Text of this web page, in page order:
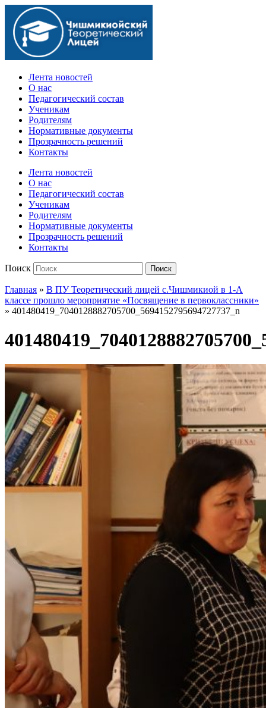
Официальный сайт учебного заведения
Лента новостей
О нас
Педагогический состав
Ученикам
Родителям
Нормативные документы
Прозрачность решений
Контакты
Лента новостей
О нас
Педагогический состав
Ученикам
Родителям
Нормативные документы
Прозрачность решений
Контакты
Поиск Поиск
Главная » В ПУ Теоретический лицей с.Чишмикиой в 1-A
классе прошло мероприятие «Посвящение в первоклассники»
» 401480419_7040128882705700_5694152795694727737_n